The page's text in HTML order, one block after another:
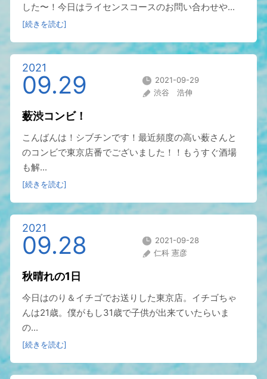
した〜！今日はライセンスコースのお問い合わせや...
[続きを読む]
2021
09.29
2021-09-29
渋谷 浩伸
薮渋コンビ！
こんばんは！シブチンです！最近頻度の高い薮さんと
のコンビで東京店番でございました！！もうすぐ酒場
も解...
[続きを読む]
2021
09.28
2021-09-28
仁科 憲彦
秋晴れの1日
今日はのり＆イチゴでお送りした東京店。イチゴちゃ
んは21歳。僕がもし31歳で子供が出来ていたらいま
の...
[続きを読む]